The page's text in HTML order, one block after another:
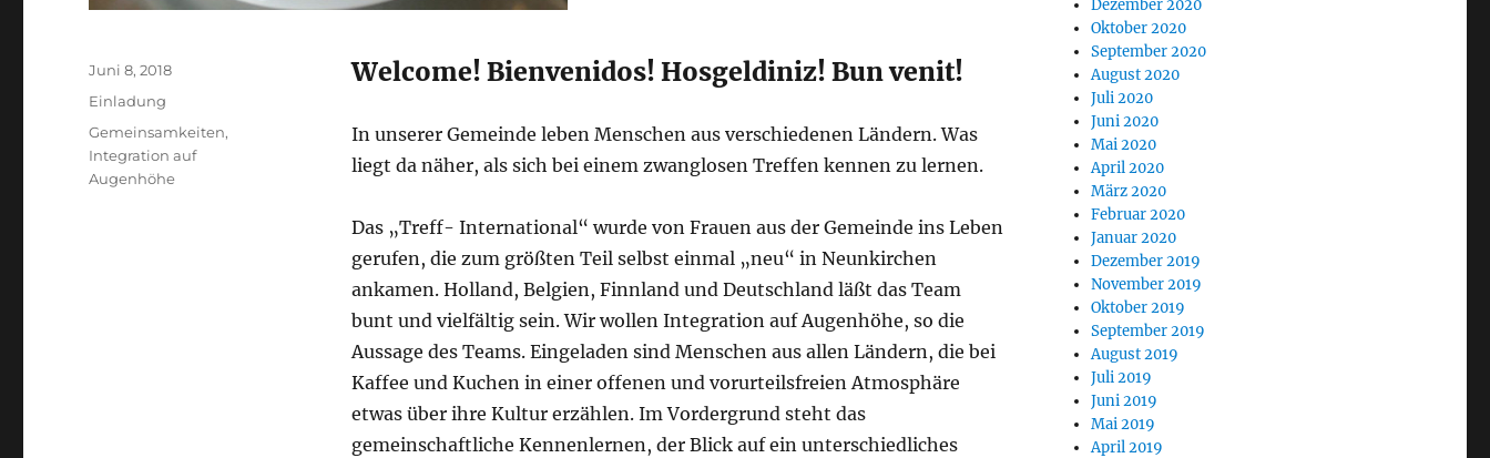
Welcome! Bienvenidos! Hosgeldiniz! Bun venit!
In unserer Gemeinde leben Menschen aus verschiedenen Ländern. Was
liegt da näher, als sich bei einem zwanglosen Treffen kennen zu lernen.
Das „Treff- International“ wurde von Frauen aus der Gemeinde ins Leben
gerufen, die zum größten Teil selbst einmal „neu“ in Neunkirchen
ankamen. Holland, Belgien, Finnland und Deutschland läßt das Team
bunt und vielfältig sein. Wir wollen Integration auf Augenhöhe, so die
Aussage des Teams. Eingeladen sind Menschen aus allen Ländern, die bei
Kaffee und Kuchen in einer offenen und vorurteilsfreien Atmosphäre
etwas über ihre Kultur erzählen. Im Vordergrund steht das
gemeinschaftliche Kennenlernen, der Blick auf ein unterschiedliches
Veröffentlicht
am
Juni 8, 2018
Kategorien
Einladung
Schlagwörter
Gemeinsamkeiten,
Integration auf
Augenhöhe
Dezember 2020
Oktober 2020
September 2020
August 2020
Juli 2020
Juni 2020
Mai 2020
April 2020
März 2020
Februar 2020
Januar 2020
Dezember 2019
November 2019
Oktober 2019
September 2019
August 2019
Juli 2019
Juni 2019
Mai 2019
April 2019